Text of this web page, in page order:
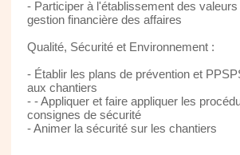
- Participer à l'établissement des
gestion financière des affaires
Qualité, Sécurité et Environnement :
- Établir les plans de prévention et
aux chantiers
- - Appliquer et faire appliquer les
consignes de sécurité
- Animer la sécurité sur les chantiers